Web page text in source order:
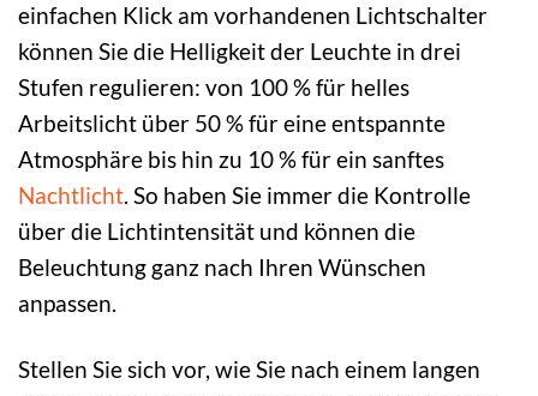
einfachen Klick am vorhandenen Lichtschalter
können Sie die Helligkeit der Leuchte in drei
Stufen regulieren: von 100 % für helles
Arbeitslicht über 50 % für eine entspannte
Atmosphäre bis hin zu 10 % für ein sanftes
Nachtlicht. So haben Sie immer die Kontrolle
über die Lichtintensität und können die
Beleuchtung ganz nach Ihren Wünschen
anpassen.
Stellen Sie sich vor, wie Sie nach einem langen